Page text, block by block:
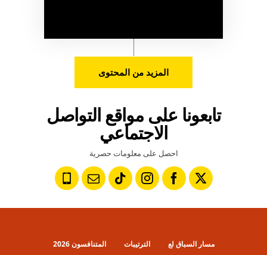
المزيد من المحتوى
تابعونا على مواقع التواصل
الاجتماعي
احصل على معلومات حصرية
مسار السباق لع الترتيبات المتنافسون 2026